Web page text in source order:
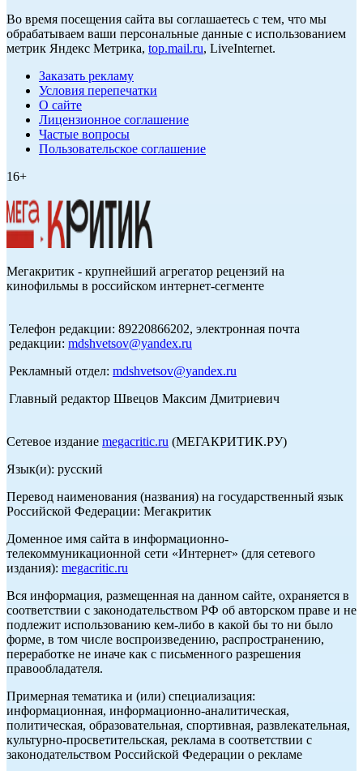
Во время посещения сайта вы соглашаетесь с тем, что мы
обрабатываем ваши персональные данные с использованием
метрик Яндекс Метрика, top.mail.ru, LiveInternet.
Заказать рекламу
Условия перепечатки
О сайте
Лицензионное соглашение
Частые вопросы
Пользовательское соглашение
16+
Мегакритик - крупнейший агрегатор рецензий на
кинофильмы в российском интернет-сегменте
Телефон редакции: 89220866202, электронная почта
редакции: mdshvetsov@yandex.ru
Рекламный отдел: mdshvetsov@yandex.ru
Главный редактор Швецов Максим Дмитриевич
Сетевое издание megacritic.ru (МЕГАКРИТИК.РУ)
Язык(и): русский
Перевод наименования (названия) на государственный язык
Российской Федерации: Мегакритик
Доменное имя сайта в информационно-
телекоммуникационной сети «Интернет» (для сетевого
издания): megacritic.ru
Вся информация, размещенная на данном сайте, охраняется в
соответствии с законодательством РФ об авторском праве и не
подлежит использованию кем-либо в какой бы то ни было
форме, в том числе воспроизведению, распространению,
переработке не иначе как с письменного разрешения
правообладателя.
Примерная тематика и (или) специализация:
информационная, информационно-аналитическая,
политическая, образовательная, спортивная, развлекательная,
культурно-просветительская, реклама в соответствии с
законодательством Российской Федерации о рекламе